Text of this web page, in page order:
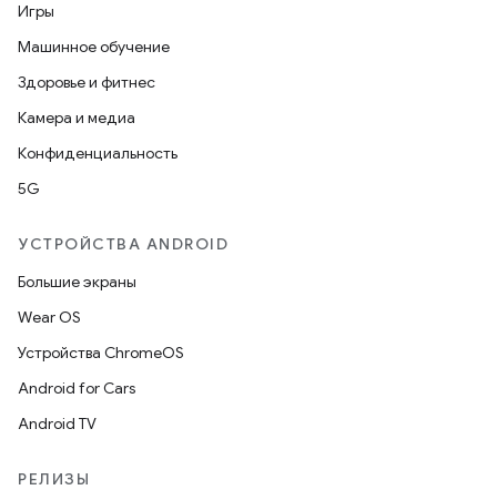
Игры
Машинное обучение
Здоровье и фитнес
Камера и медиа
Конфиденциальность
5G
УСТРОЙСТВА ANDROID
Большие экраны
Wear OS
Устройства ChromeOS
Android for Cars
Android TV
РЕЛИЗЫ